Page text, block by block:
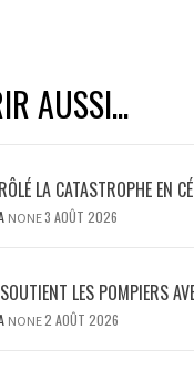
AUSSI...
LA CATASTROPHE EN
NONE3 AOÛT 2026
LES POMPIERS
NONE2 AOÛT 2026